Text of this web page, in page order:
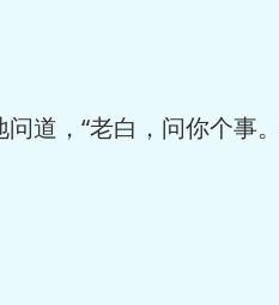
道，“老白，问你个事